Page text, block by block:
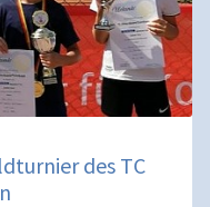
des TC